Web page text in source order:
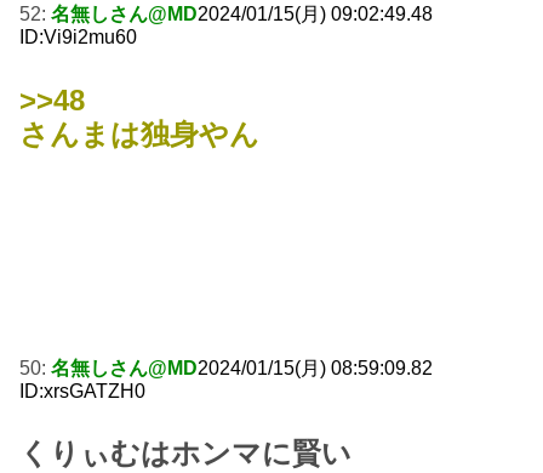
52: 名無しさん@MD2024/01/15(月) 09:02:49.48
ID:Vi9i2mu60
>>48
さんまは独身やん
50: 名無しさん@MD2024/01/15(月) 08:59:09.82
ID:xrsGATZH0
くりぃむはホンマに賢い